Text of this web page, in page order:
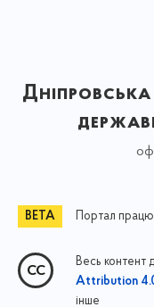
Портал
Весь контент
Attribution
інше